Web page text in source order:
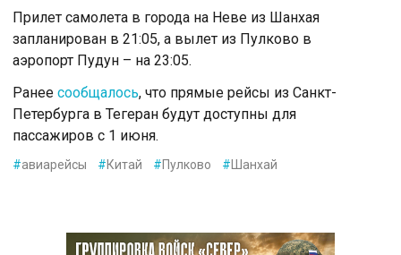
Прилет самолета в города на Неве из Шанхая
запланирован в 21:05, а вылет из Пулково в
аэропорт Пудун – на 23:05.
Ранее сообщалось, что прямые рейсы из Санкт-
Петербурга в Тегеран будут доступны для
пассажиров с 1 июня.
#авиарейсы #Китай #Пулково # Шанхай